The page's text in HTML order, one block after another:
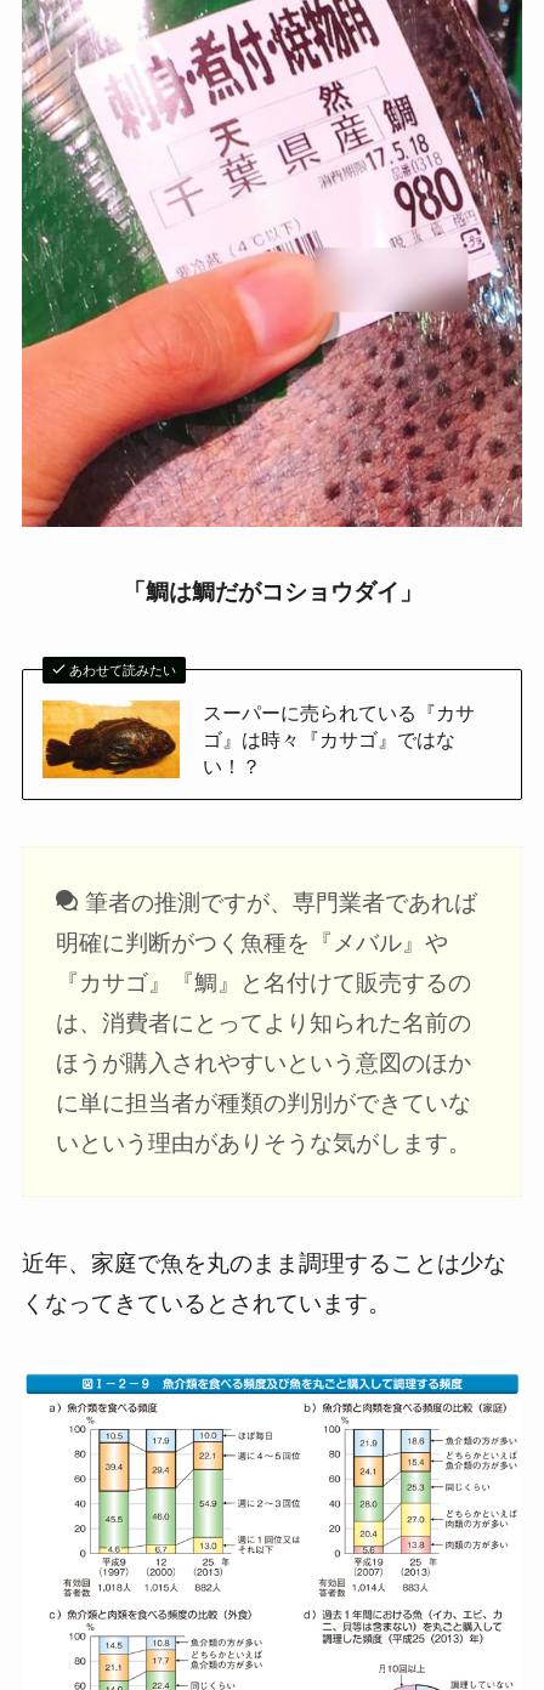
「鯛は鯛だがコショウダイ」
あわせて読みたい
スーパーに売られている『カサ
ゴ』は時々『カサゴ』ではな
い！？
筆者の推測ですが、専門業者であれば
明確に判断がつく魚種を『メバル』や
『カサゴ』『鯛』と名付けて販売するの
は、消費者にとってより知られた名前の
ほうが購入されやすいという意図のほか
に単に担当者が種類の判別ができていな
いという理由がありそうな気がします。
近年、家庭で魚を丸のまま調理することは少な
くなってきているとされています。